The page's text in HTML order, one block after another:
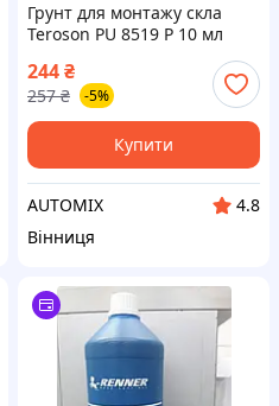
Грунт для монтажу скла
Teroson PU 8519 P 10 мл
244₴
257 ₴ -5%
Купити
AUTOMIX
4.8
Вінниця